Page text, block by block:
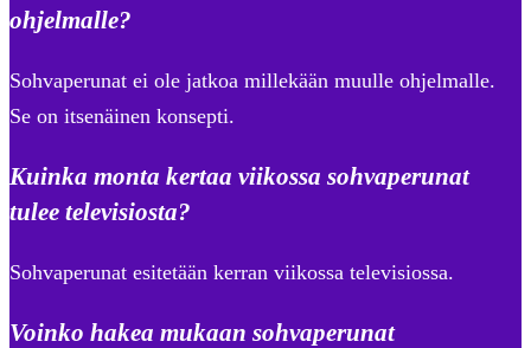
ohjelmalle?
Sohvaperunat ei ole jatkoa millekään muulle ohjelmalle.
Se on itsenäinen konsepti.
Kuinka monta kertaa viikossa sohvaperunat
tulee televisiosta?
Sohvaperunat esitetään kerran viikossa televisiossa.
Voinko hakea mukaan sohvaperunat